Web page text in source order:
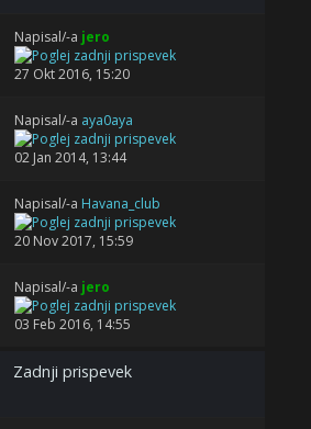
Napisal/-a jero
27 Okt 2016, 15:20
Napisal/-a aya0aya
02 Jan 2014, 13:44
Napisal/-a Havana_club
20 Nov 2017, 15:59
Napisal/-a jero
03 Feb 2016, 14:55
Zadnji prispevek